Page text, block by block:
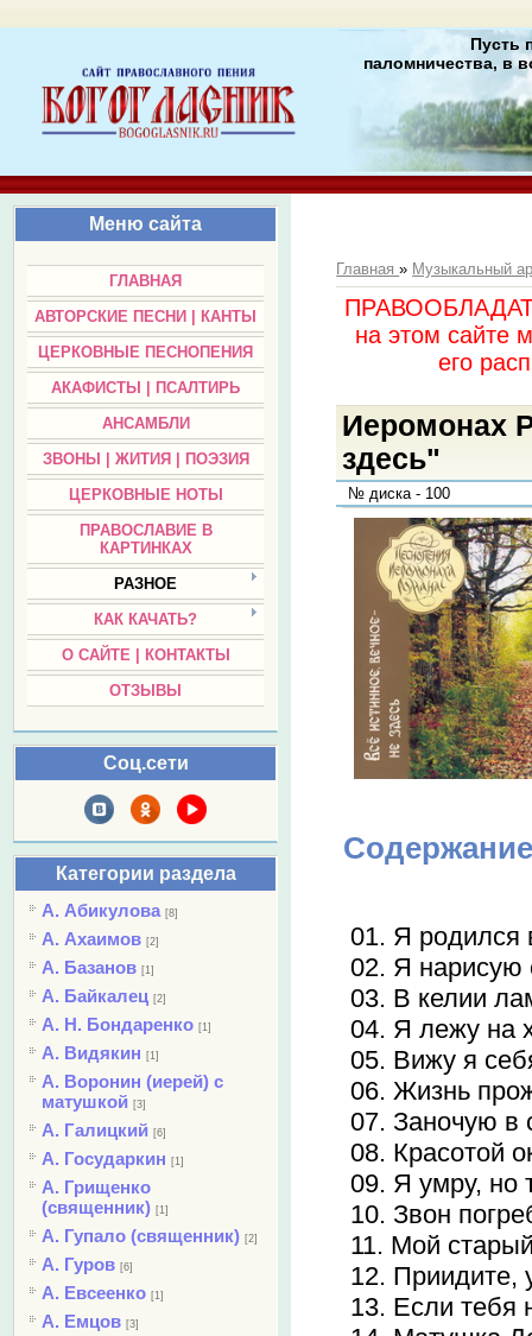
Пусть
паломничества, в
Меню сайта
ГЛАВНАЯ
АВТОРСКИЕ ПЕСНИ | КАНТЫ
ЦЕРКОВНЫЕ ПЕСНОПЕНИЯ
АКАФИСТЫ | ПСАЛТИРЬ
АНСАМБЛИ
ЗВОНЫ | ЖИТИЯ | ПОЭЗИЯ
ЦЕРКОВНЫЕ НОТЫ
ПРАВОСЛАВИЕ В
КАРТИНКАХ
РАЗНОЕ
КАК КАЧАТЬ?
О САЙТЕ | КОНТАКТЫ
ОТЗЫВЫ
Соц.сети
Категории раздела
А. Абикулова [8]
А. Ахаимов [2]
А. Базанов [1]
А. Байкалец [2]
А. Н. Бондаренко [1]
А. Видякин [1]
А. Воронин (иерей) с
матушкой [3]
А. Галицкий [6]
А. Государкин [1]
А. Грищенко
(священник) [1]
А. Гупало (священник) [2]
А. Гуров [6]
А. Евсеенко [1]
А. Емцов [3]
Главная» Музыкальный
на этом сайте
его
Иеромонах
здесь"
№ диска - 100
01. Я родился
02. Я нарисую
03. В келии
04. Я лежу на
05. Вижу я
06. Жизнь
07. Заночую в
08. Красотой
09. Я умру, но
10. Звон
11. Мой
12. Приидите,
13. Если тебя